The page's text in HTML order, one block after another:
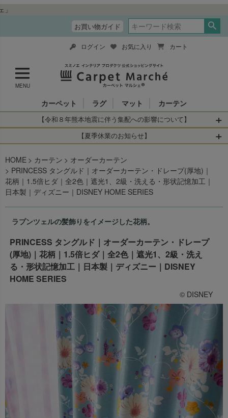
お買い物ガイド
MENU
ログイン お気に入り カート
カーペット ラグ マット カーテン
【令和８年熊本地震に伴う集配への影響について】
令和8年熊本地震により、お亡くなりになられた方々に深く
お見舞い申し上げます。 この地震の影響により、現在、一
部地域を発着するお荷物のお届けに遅れが生じておりま
す。
・九州から全国あてのお荷物
なお、今後の被害状況や交通規制などにより、対象地域や
サービスへの影響が変更となる場合がございます。
お客さまにはご不便をおかけいたしますが、何卒ご理解賜
りますようお願い申し上げます。
【夏季休業のお知らせ】
当店は は2026年8月11日(火)～2026年8月16日(日)
を休業とさせて頂きます。
休業中のご注文に関しては自動返信メールは届きますが、
当店からの注文確認メールの送信、当店へのお問い合わせ
へのご返答ができかねます。 休業明けから順次送信させて
いただきますのでよろしくお願いいたします。
出荷センターも休業となりますため、休業期間中のご注文
商品の出荷は 2026年8月18日(火)以降となります。
→
オーダー商品など、詳しくはこちらから
HOME カーテン
オーダーカーテン
PRINCESS タングルド｜オーダーカーテン・ドレープ(厚地)｜
花柄｜1.5倍ヒダ｜全2色｜遮光1、2級・洗える・形状記憶加工｜
日本製｜ディズニー｜DISNEY HOME SERIES
ラプンツェルの髪飾りをイメージした花柄。
PRINCESS タングルド｜オーダーカーテン・ドレープ
(厚地)｜花柄｜1.5倍ヒダ｜全2色｜遮光1、2級・洗え
る・形状記憶加工｜日本製｜ディズニー｜DISNEY
HOME SERIES
© DISNEY